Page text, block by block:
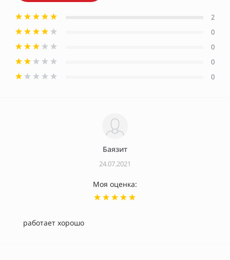
2
0
0
0
0
Баязит
24.07.2021
Моя оценка:
работает хорошо